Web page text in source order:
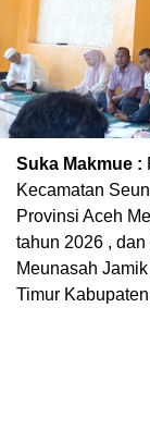
Suka Makmue :
Kecamatan
Provinsi Aceh
tahun 2026 ,
Meunasah
Timur